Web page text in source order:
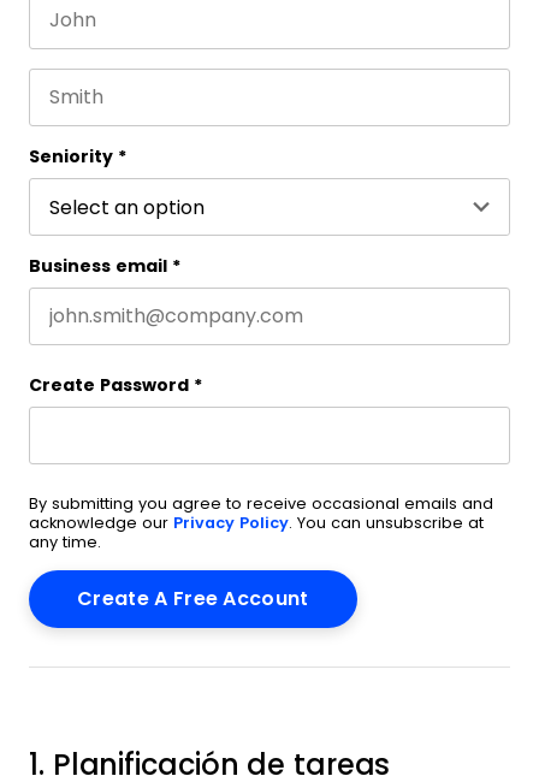
Este campo es un campo de validación y debe
Seniority *
Business email *
Create Password *
By submitting you agree to receive occasional emails and
acknowledge our Privacy Policy. You can unsubscribe at
any time.
1. Planificación de tareas